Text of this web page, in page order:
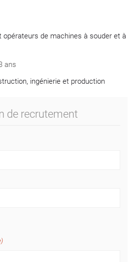
opérateurs de machines à souder et à
ans
ingénierie et production
de recrutement